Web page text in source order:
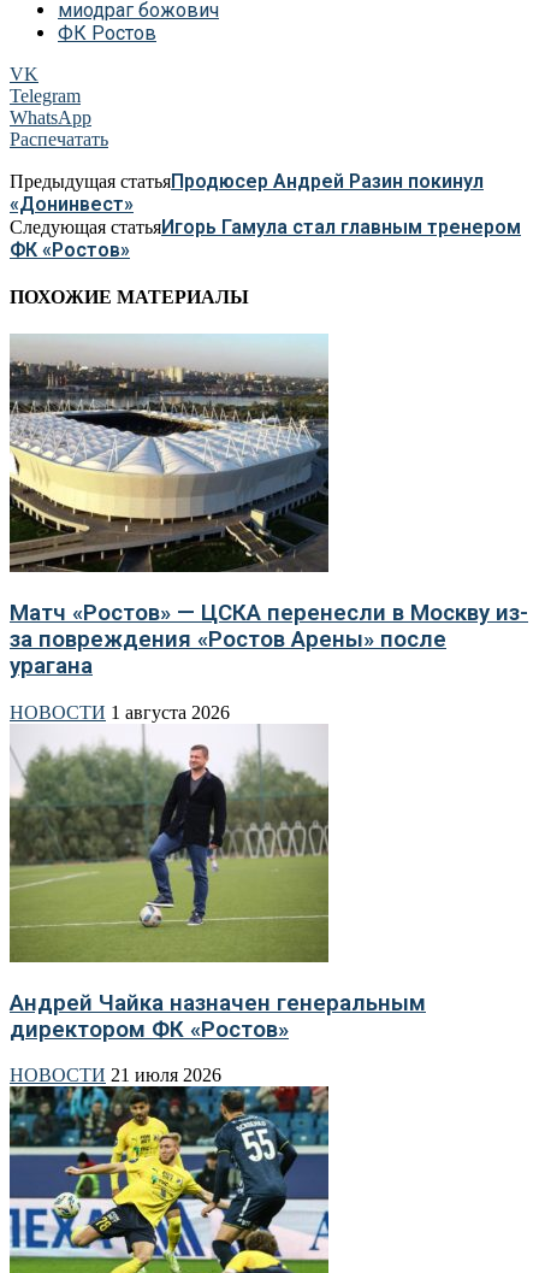
миодраг божович
ФК Ростов
VK
Telegram
WhatsApp
Распечатать
Предыдущая статьяПродюсер Андрей Разин покинул
«Донинвест»
Следующая статьяИгорь Гамула стал главным тренером
ФК «Ростов»
ПОХОЖИЕ МАТЕРИАЛЫ
Матч «Ростов» — ЦСКА перенесли в Москву из-
за повреждения «Ростов Арены» после
урагана
НОВОСТИ 1 августа 2026
Андрей Чайка назначен генеральным
директором ФК «Ростов»
НОВОСТИ 21 июля 2026